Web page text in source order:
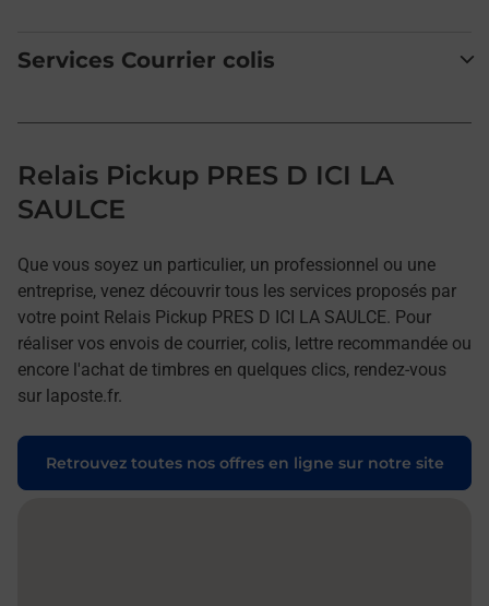
Services Courrier colis
Relais Pickup PRES D ICI LA
SAULCE
Que vous soyez un particulier, un professionnel ou une
entreprise, venez découvrir tous les services proposés par
votre point Relais Pickup PRES D ICI LA SAULCE. Pour
réaliser vos envois de courrier, colis, lettre recommandée ou
encore l'achat de timbres en quelques clics, rendez-vous
sur laposte.fr.
Retrouvez toutes nos offres en ligne sur notre site